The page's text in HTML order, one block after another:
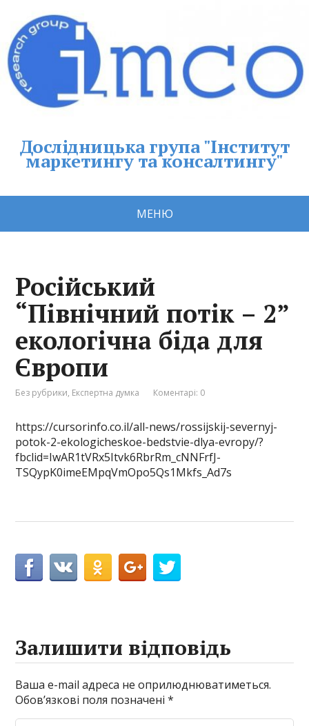
Дослідницька група "Інститут
маркетингу та консалтингу"
МЕНЮ
Російський
“Північний потік – 2”
екологічна біда для
Європи
Без рубрики, Експертна думка Коментарі: 0
https://cursorinfo.co.il/all-news/rossijskij-severnyj-
potok-2-ekologicheskoe-bedstvie-dlya-evropy/?
fbclid=IwAR1tVRx5Itvk6RbrRm_cNNFrfJ-
TSQypK0imeEMpqVmOpo5Qs1Mkfs_Ad7s
Залишити відповідь
Ваша e-mail адреса не оприлюднюватиметься.
Обов’язкові поля позначені*